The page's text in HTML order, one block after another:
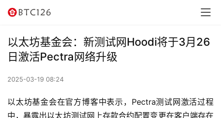
页
快
讯
资
讯
以太坊基金会：新测试网Hoodi将于3月26
日激活Pectra网络升级
2025-03-19 08:24
以太坊基金会在官方博客中表示，Pectra测试网激活过程
中，暴露出以太坊测试网上存款合约配置变更在客户端存在